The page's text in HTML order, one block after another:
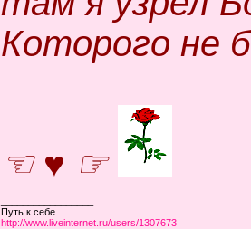
Которого не
☜ ♥ ☞
Путь к себе
http://www.liveinternet.ru/users/1307673